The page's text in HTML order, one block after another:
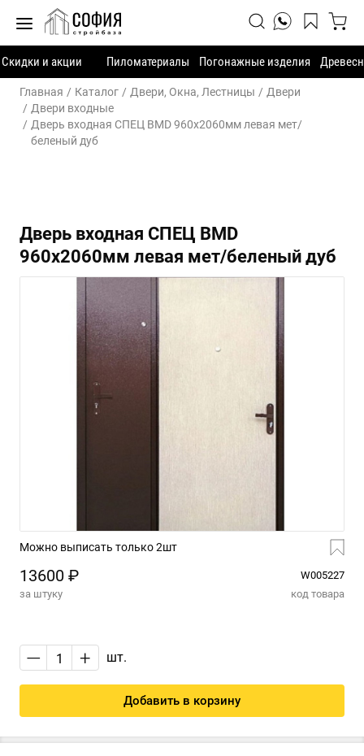
Скидки и акции Пиломатериалы Погонажные изделия
Главная Каталог Двери, Окна, Лестницы
Двери
Двери входные
Дверь входная СПЕЦ BMD 960х2060мм левая мет/
беленый дуб
Дверь входная СПЕЦ BMD
960х2060мм левая мет/беленый дуб
Можно выписать только 2шт
13600 ₽
W005227
за штуку
код товара
— + шт.
Добавить в корзину